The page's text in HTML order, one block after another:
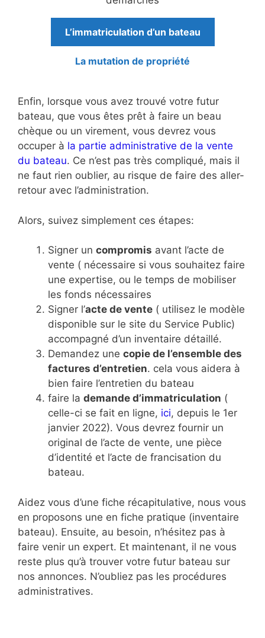
L’immatriculation d’un bateau
La mutation de propriété
Enfin, lorsque vous avez trouvé votre futur
bateau, que vous êtes prêt à faire un beau
chèque ou un virement, vous devrez vous
occuper à la partie administrative de la vente
du bateau. Ce n’est pas très compliqué, mais il
ne faut rien oublier, au risque de faire des aller-
retour avec l’administration.
Alors, suivez simplement ces étapes:
Signer un compromis avant l’acte de
vente ( nécessaire si vous souhaitez faire
une expertise, ou le temps de mobiliser
les fonds nécessaires
Signer l’acte de vente ( utilisez le modèle
disponible sur le site du Service Public)
accompagné d’un inventaire détaillé.
Demandez une copie de l’ensemble des
factures d’entretien. cela vous aidera à
bien faire l’entretien du bateau
faire la demande d’immatriculation (
celle-ci se fait en ligne, ici, depuis le 1er
janvier 2022). Vous devrez fournir un
original de l’acte de vente, une pièce
d’identité et l’acte de francisation du
bateau.
Aidez vous d’une fiche récapitulative, nous vous
en proposons une en fiche pratique (inventaire
bateau). Ensuite, au besoin, n’hésitez pas à
faire venir un expert. Et maintenant, il ne vous
reste plus qu’à trouver votre futur bateau sur
nos annonces. N’oubliez pas les procédures
administratives.